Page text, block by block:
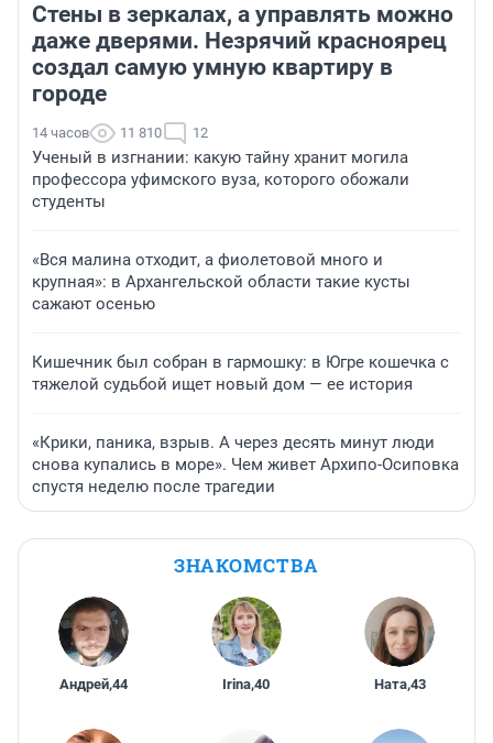
Стены в зеркалах, а управлять можно
даже дверями. Незрячий красноярец
создал самую умную квартиру в
городе
14 часов 11 810 12
Ученый в изгнании: какую тайну хранит могила
профессора уфимского вуза, которого обожали
студенты
«Вся малина отходит, а фиолетовой много и
крупная»: в Архангельской области такие кусты
сажают осенью
Кишечник был собран в гармошку: в Югре кошечка с
тяжелой судьбой ищет новый дом — ее история
«Крики, паника, взрыв. А через десять минут люди
снова купались в море». Чем живет Архипо-Осиповка
спустя неделю после трагедии
ЗНАКОМСТВА
Андрей,44 Irina,40 Ната,43